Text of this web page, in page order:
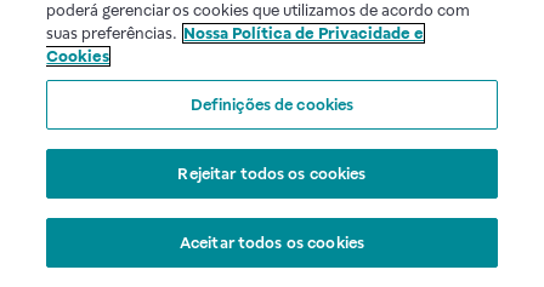
poderá gerenciar os cookies que utilizamos de acordo com
suas preferências. Nossa Política de Privacidade e
Cookies
Definições de cookies
Rejeitar todos os cookies
Aceitar todos os cookies